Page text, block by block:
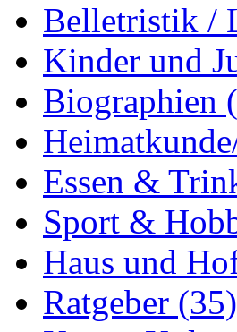
Belletristik /
Kinder und
Biographien
Essen &
Sport &
Haus und
Ratgeber (35)